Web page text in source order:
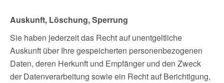
Auskunft, Löschung, Sperrung
Sie haben jederzeit das Recht auf unentgeltliche
Auskunft über Ihre gespeicherten personenbezogenen
Daten, deren Herkunft und Empfänger und den Zweck
der Datenverarbeitung sowie ein Recht auf Berichtigung,